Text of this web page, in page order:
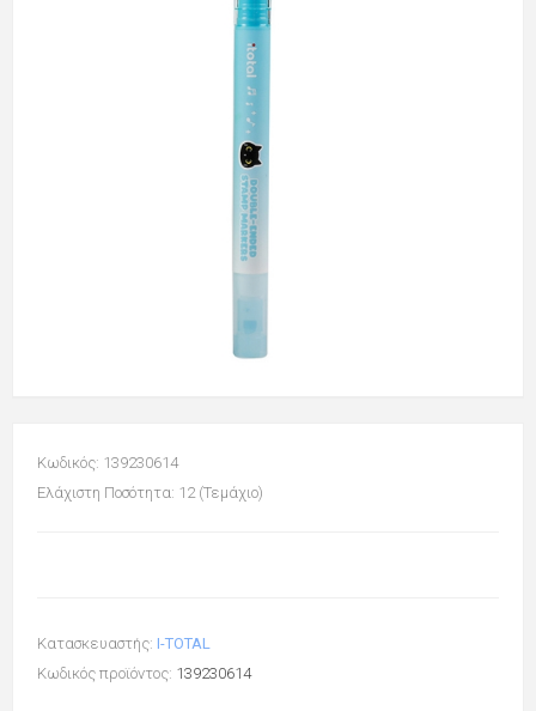
Κωδικός: 139230614
Ελάχιστη Ποσότητα: 12 (Τεμάχιο)
Κατασκευαστής: I-TOTAL
Κωδικός προϊόντος: 139230614